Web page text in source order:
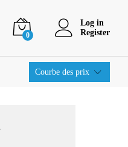
0
Log in
Register
Courbe des prix